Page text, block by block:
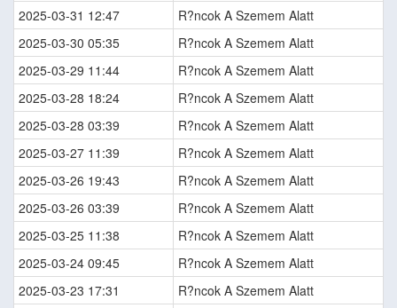
2025-03-31 12:47
R?ncok A Szemem Alatt
2025-03-30 05:35
R?ncok A Szemem Alatt
2025-03-29 11:44
R?ncok A Szemem Alatt
2025-03-28 18:24
R?ncok A Szemem Alatt
2025-03-28 03:39
R?ncok A Szemem Alatt
2025-03-27 11:39
R?ncok A Szemem Alatt
2025-03-26 19:43
R?ncok A Szemem Alatt
2025-03-26 03:39
R?ncok A Szemem Alatt
2025-03-25 11:38
R?ncok A Szemem Alatt
2025-03-24 09:45
R?ncok A Szemem Alatt
2025-03-23 17:31
R?ncok A Szemem Alatt